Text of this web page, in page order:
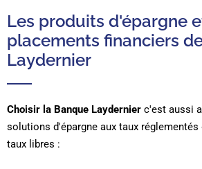
Les produits d'épargne
placements financiers
Laydernier
Choisir la Banque Laydernier c'est aussi
solutions d'épargne aux taux
taux libres :